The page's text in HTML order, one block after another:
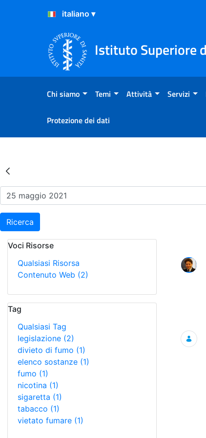
Salta al Contenuto
Salta al Footer
Istituto Superiore
Chi siamo Temi Attività Servizi
Protezione dei dati
Risultati della Ricerca -
Ricerca
Voci Risorse
Qualsiasi Risorsa
Contenuto Web (2)
Tag
Qualsiasi Tag
legislazione (2)
divieto di fumo (1)
elenco sostanze (1)
fumo (1)
nicotina (1)
sigaretta (1)
tabacco (1)
vietato fumare (1)
Ricerca